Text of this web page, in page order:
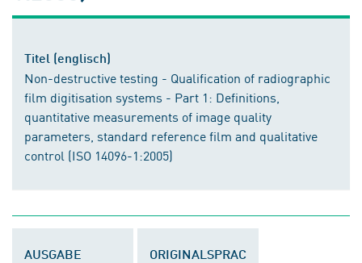
Titel (englisch)
Non-destructive testing - Qualification of radiographic
film digitisation systems - Part 1: Definitions,
quantitative measurements of image quality
parameters, standard reference film and qualitative
control (ISO 14096-1:2005)
AUSGABE
ORIGINALSPRAC